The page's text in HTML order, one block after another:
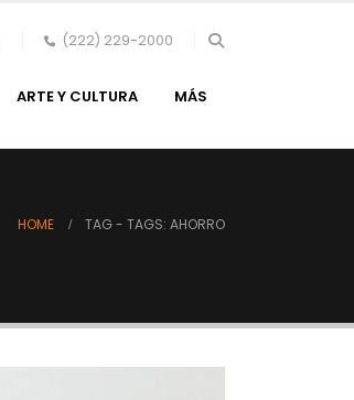
(222) 229-2000
ARTE Y CULTURA MÁS
HOME TAG - TAGS: AHORRO